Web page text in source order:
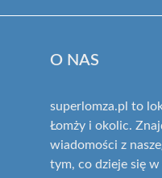
O NAS
superlomza.pl to
Łomży i okolic.
wiadomości z
tym, co dzieje się